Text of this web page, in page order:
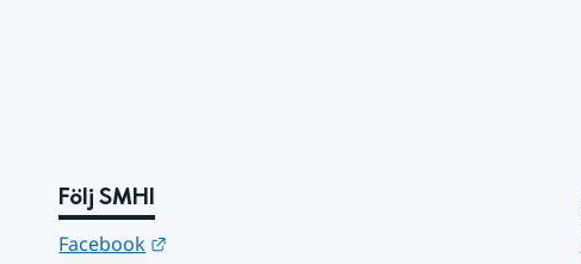
Följ SMHI
Facebook